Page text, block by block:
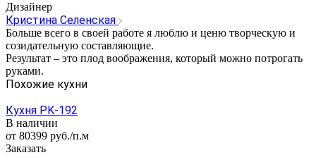
Дизайнер
Кристина Селенская
Больше всего в своей работе я люблю и ценю творческую и
созидательную составляющие.
Результат – это плод воображения, который можно потрогать
руками.
Похожие кухни
Кухня PK-192
В наличии
от 80399 руб./п.м
Заказать